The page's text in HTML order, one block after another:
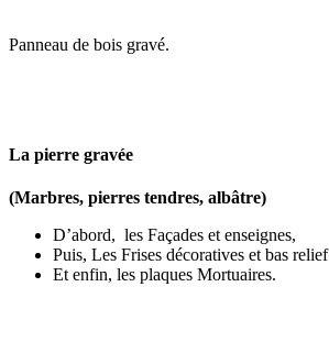
Panneau de bois gravé.
La pierre gravée
(Marbres, pierres tendres, albâtre)
D’abord, les Façades et enseignes,
Puis, Les Frises décoratives et bas relief
Et enfin, les plaques Mortuaires.